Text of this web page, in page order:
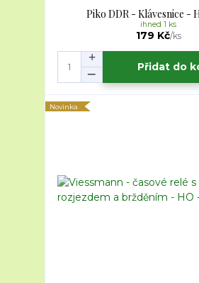
Piko DDR - Klávesnice -
179 Kč/ks
ihned 1 ks
Přidat do
Novinka